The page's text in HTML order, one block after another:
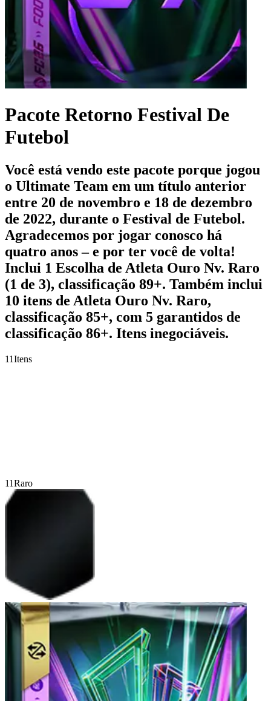
Pacote Retorno Festival De
Futebol
Você está vendo este pacote porque jogou
o Ultimate Team em um título anterior
entre 20 de novembro e 18 de dezembro
de 2022, durante o Festival de Futebol.
Agradecemos por jogar conosco há
quatro anos – e por ter você de volta!
Inclui 1 Escolha de Atleta Ouro Nv. Raro
(1 de 3), classificação 89+. Também inclui
10 itens de Atleta Ouro Nv. Raro,
classificação 85+, com 5 garantidos de
classificação 86+. Itens inegociáveis.
11Itens
11Raro